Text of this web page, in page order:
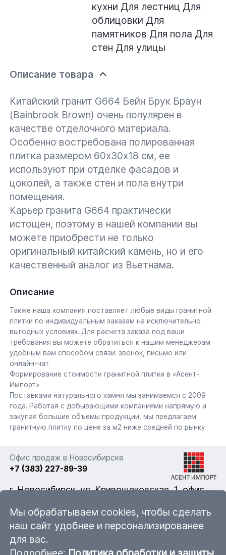
кухни Для лестниц Для
облицовки Для
памятников Для пола Для
стен Для улицы
Описание товара
Китайский гранит G664 Бейн Брук Браун
(Bainbrook Brown) очень популярен в
качестве отделочного материала.
Особенно востребована полированная
плитка размером 60х30х18 см, ее
используют при отделке фасадов и
цоколей, а также стен и пола внутри
помещения.
Карьер гранита G664 практически
истощен, поэтому в нашей компании вы
можете приобрести не только
оригинальный китайский камень, но и его
качественный аналог из Вьетнама.
Описание
Также наша компания поставляет любые виды гранитной
плитки по индивидуальным заказам на исключительно
выгодных условиях. Для расчета заказа под ваши
требования вы можете обратиться к нашим менеджерам
удобным вам способом связи: звонок, письмо или
онлайн-чат.
Формирование стоимости гранитной плитки в «Асент-
Импорт»
Поставками натурального камня мы занимаемся с 2009
года. Работая с добывающими компаниями напрямую и
закупая большие объемы продукции, мы предлагаем
гранитную плитку по цене за м2 ниже средней по рынку.
Офис продаж в Новосибирске
+7 (383) 227-89-39
г. Новосибирск, ул. Кривощековская, 1, офис
nsk@ascent-import.ru
Мы обрабатываем cookies, чтобы сделать
наш сайт удобнее и персонализированее
для вас.